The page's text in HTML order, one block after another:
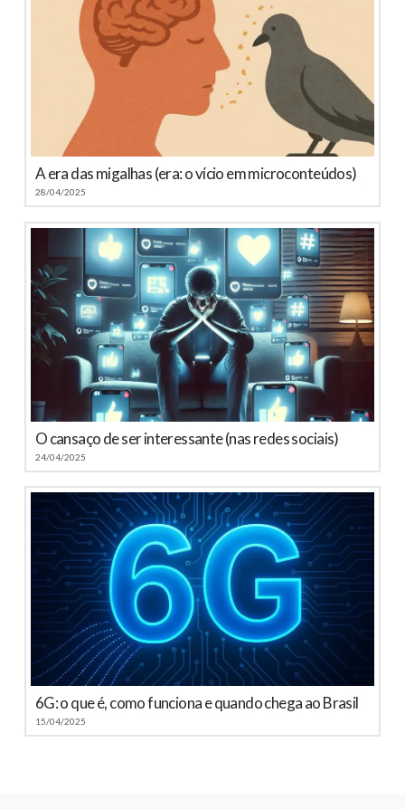
A era das migalhas (era: o vício em microconteúdos)
28/04/2025
O cansaço de ser interessante (nas redes sociais)
24/04/2025
6G: o que é, como funciona e quando chega ao Brasil
15/04/2025